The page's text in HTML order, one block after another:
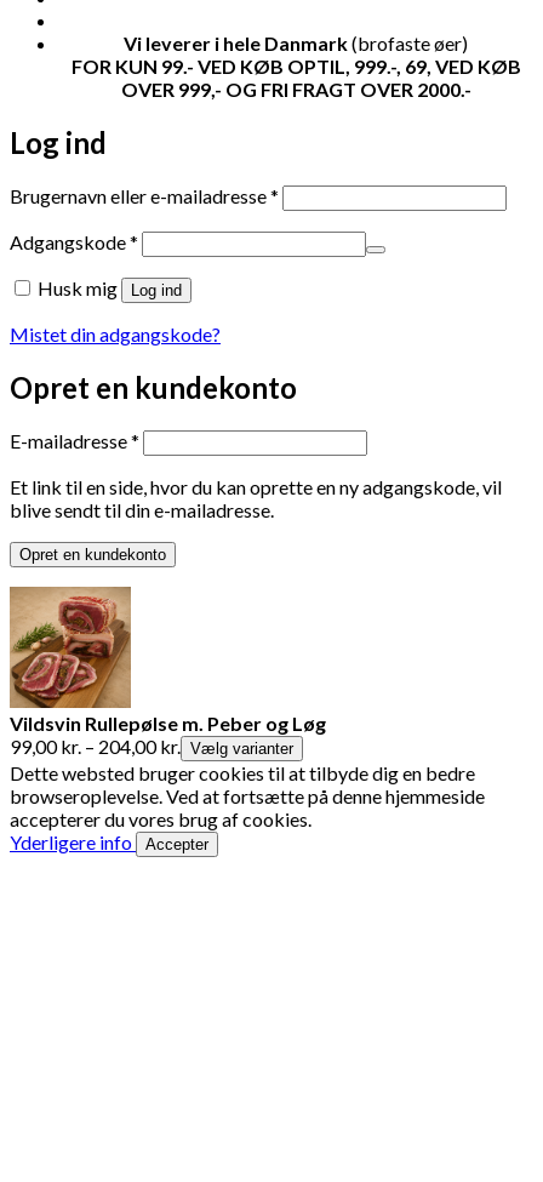
Vi leverer i hele Danmark(brofaste øer)
FOR KUN 99.- VED KØB OPTIL, 999.-, 69, VED KØB
OVER 999,- OG FRI FRAGT OVER 2000.-
Log ind
Brugernavn eller e-mailadresse* Påkrævet
Adgangskode* Påkrævet
Husk mig Log ind
Mistet din adgangskode?
Opret en kundekonto
E-mailadresse* Påkrævet
Et link til en side, hvor du kan oprette en ny adgangskode, vil
blive sendt til din e-mailadresse.
Opret en kundekonto
Vildsvin Rullepølse m. Peber og Løg
99,00kr. – 204,00kr.Prisinterval:
99,00 kr.
til
204,00 kr.
Vælg varianter
Dette websted bruger cookies til at tilbyde dig en bedre
browseroplevelse. Ved at fortsætte på denne hjemmeside
accepterer du vores brug af cookies.
Yderligere info
Accepter